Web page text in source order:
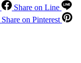
Share on Line
Share on Pinterest